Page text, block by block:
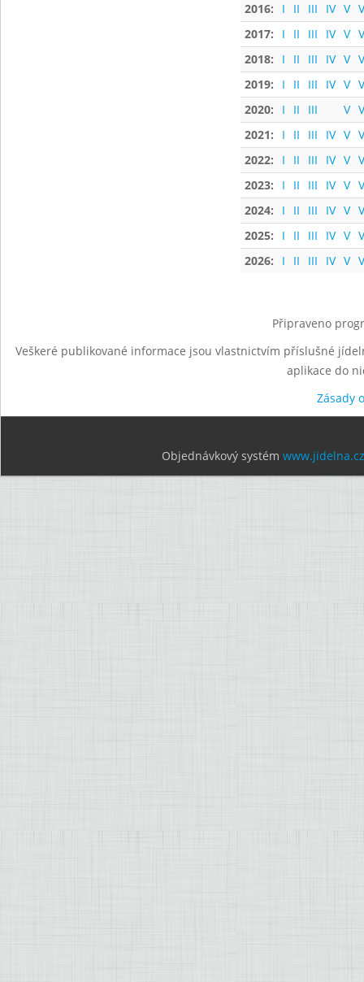
2016:
I II III IV V
2017:
I II III IV V
2018:
I II III IV V
2019:
I II III IV V
2020:
I II III V
2021:
I II III IV V
2022:
I II III IV V
2023:
I II III IV V
2024:
I II III IV V
2025:
I II III IV V
2026:
I II III IV V
Připraveno
Veškeré publikované informace jsou vlastnictvím příslušné
aplikace do
Zásady
Objednávkový systém www.jidelna.cz